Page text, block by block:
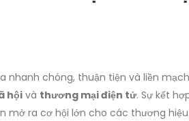
nhanh chóng, thuận tiện và liền
hộivà thương mại điện tử. Sự kết
mở ra cơ hội lớn cho các thương